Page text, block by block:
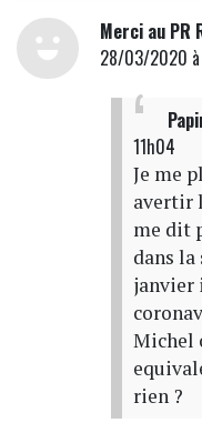
Merci au PR
28/03/2020 à
11h04
Je me
avertir
me dit
dans
janvier
Michel
rien ?